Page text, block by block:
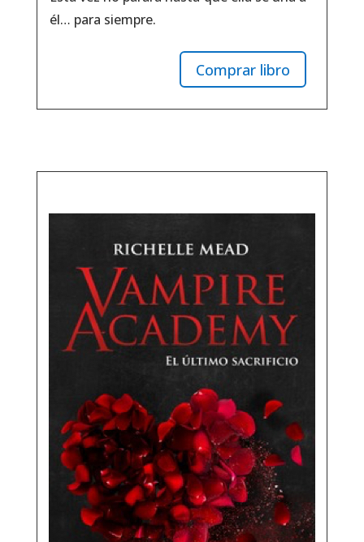
él… para siempre.
Comprar libro